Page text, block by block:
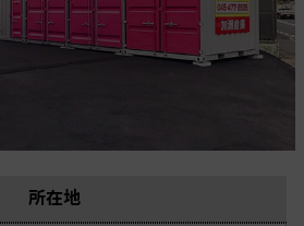
所在地